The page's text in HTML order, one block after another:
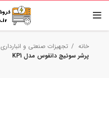
خانه تجهیزات صنعتی و انبارداری
پرشر سوئیچ دانفوس مدل KP1